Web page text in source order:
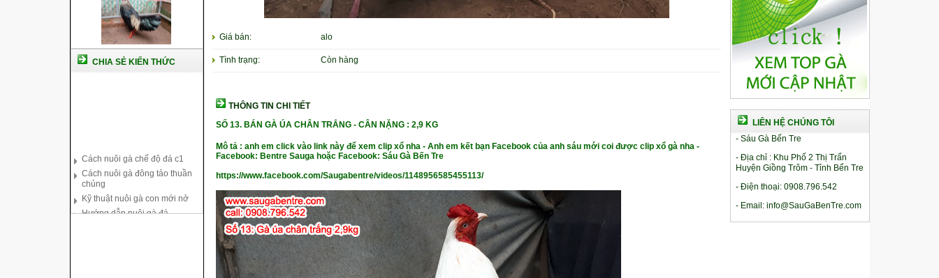
CHIA SẺ KIẾN THỨC
Cách nuôi gà đông tảo thuần
Kỹ thuật nuôi gà con mới nở
Hướng dẫn nuôi gà đá
Tại sao bạn cần biết cách nuôi
Giá bán: alo
Tình trạng: Còn hàng
THÔNG TIN CHI TIẾT
SỐ 13. BÁN GÀ ÚA CHÂN TRẮNG - CÂN NẶNG : 2,9 KG
Mô tả : anh em click vào link này để xem clip xổ nha - Anh em kết bạn Facebook của anh sáu mới coi được clip xổ gà nha -
Facebook: Bentre Sauga hoặc Facebook: Sáu Gà Bến Tre
https://www.facebook.com/Saugabentre/videos/1148956585455113/
LIÊN HỆ CHÚNG TÔI
- Sáu Gà Bến Tre
- Địa chỉ : Khu Phố 2 Thị Trấn
Huyện Giồng Trôm - Tỉnh Bến Tre
- Điện thoại: 0908.796.542
- Email: info@SauGaBenTre.com